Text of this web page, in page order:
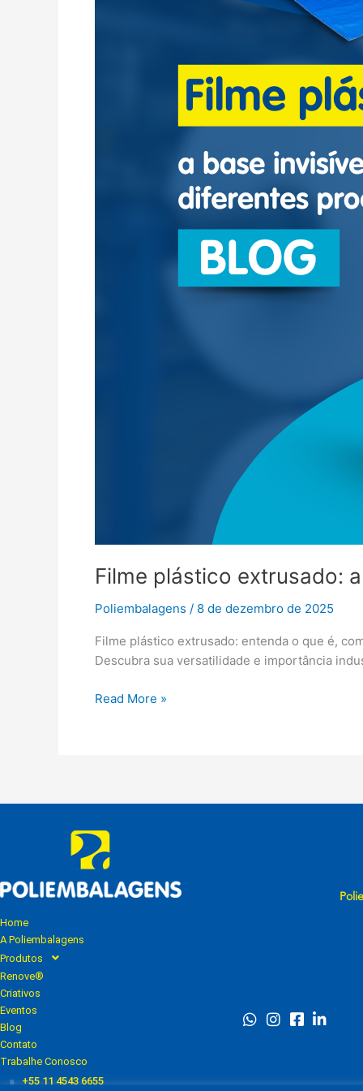
Filme plástico extrusado:
Poliembalagens / 8 de dezembro de 2025
Filme plástico extrusado: entenda o que é,
Descubra sua versatilidade e importância
Read More »
Home
A Poliembalagens
Produtos
Renove®
Criativos
Eventos
Blog
Contato
Trabalhe Conosco
+55 11 4543 6655